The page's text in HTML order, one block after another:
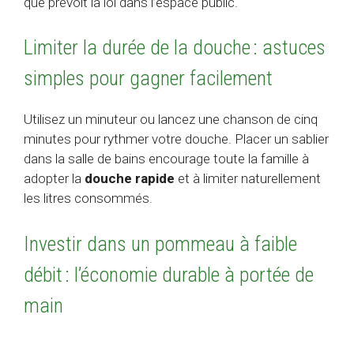
Limiter la durée de la douche : astuces
simples pour gagner facilement
Utilisez un minuteur ou lancez une chanson de cinq
minutes pour rythmer votre douche. Placer un sablier
dans la salle de bains encourage toute la famille à
adopter la douche rapide et à limiter naturellement
les litres consommés.
Investir dans un pommeau à faible
débit : l’économie durable à portée de
main